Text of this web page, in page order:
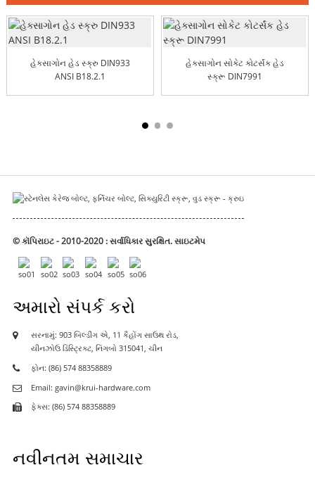
હેક્સાગોન હેડ સ્ક્રુ DIN933
ANSI B18.2.1
હેક્સાગોન સોકેટ કોટર્સંક હેડ
સ્ક્રૂ DIN7991
© કૉપિરાઇટ - 2010-2020 : સર્વાધિકાર સુરક્ષિત. સાઇટમેપ
અમારો સંપર્ક કરો
સરનામું: 903 બિલ્ડીંગ એ, 11 કૈહોંગ સાઉથ રોડ,
યીનઝોઉ ડિસ્ટ્રિક્ટ, નિંગબો 315041, ચીન
ફોન: (86) 574 88358889
Email: gavin@krui-hardware.com
ફેક્સ: (86) 574 88358889
નવીનતમ સમાચાર